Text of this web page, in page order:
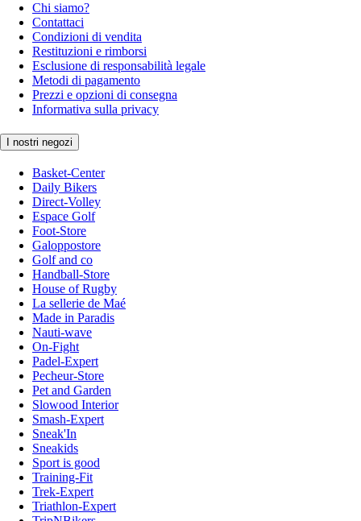
Chi siamo?
Contattaci
Condizioni di vendita
Restituzioni e rimborsi
Esclusione di responsabilità legale
Metodi di pagamento
Prezzi e opzioni di consegna
Informativa sulla privacy
I nostri negozi
Basket-Center
Daily Bikers
Direct-Volley
Espace Golf
Foot-Store
Galoppostore
Golf and co
Handball-Store
House of Rugby
La sellerie de Maé
Made in Paradis
Nauti-wave
On-Fight
Padel-Expert
Pecheur-Store
Pet and Garden
Slowood Interior
Smash-Expert
Sneak'In
Sneakids
Sport is good
Training-Fit
Trek-Expert
Triathlon-Expert